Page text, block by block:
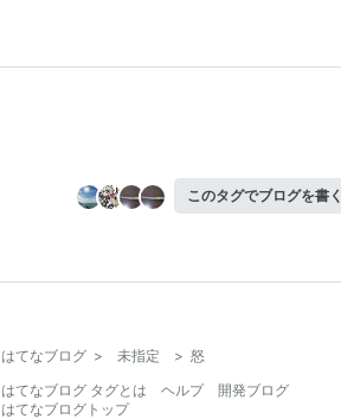
このタグでブログを書く
はてなブログ > 未指定 > 怒
はてなブログ タグとは
ヘルプ
開発ブログ
はてなブログトップ